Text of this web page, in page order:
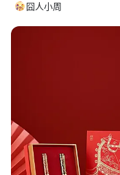
囧人小周